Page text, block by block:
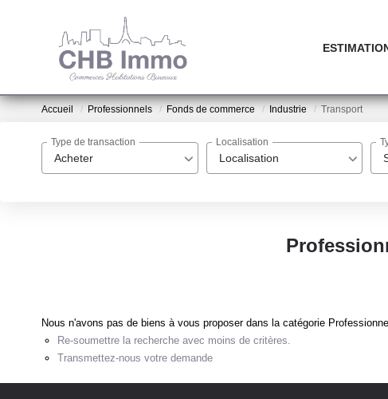
Accueil Professionnels Fonds de commerce Industrie Transport
Acheter
Type de transaction
Localisation
Localisation
Nous n'avons pas de biens à vous proposer dans la catégorie
Re-soumettre la recherche avec moins de critères.
Transmettez-nous votre demande